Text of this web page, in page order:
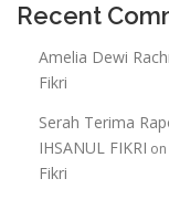
Recent
Amelia Dewi
Fikri
Serah Terima
IHSANUL FIKRI on
Fikri